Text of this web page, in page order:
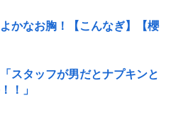
かなお胸！【こんなぎ】【櫻
スタッフが男だとナプキンと
！」